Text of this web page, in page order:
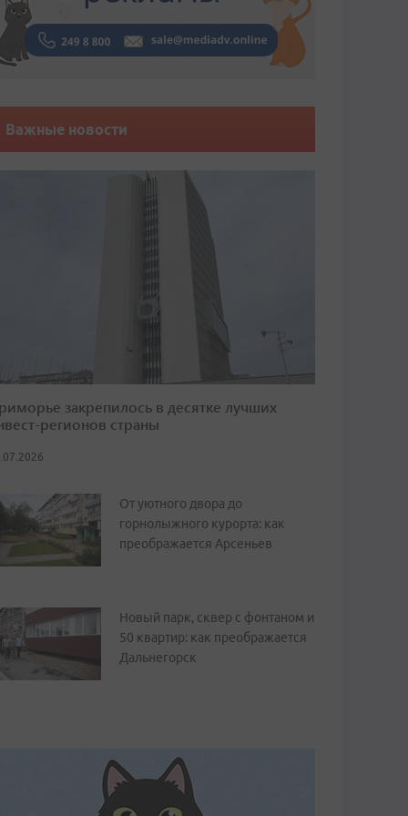
Важные новости
закрепилось в десятке лучших
регионов страны
От уютного двора до
горнолыжного курорта: как
преображается Арсеньев
Новый парк, сквер с фонтаном и
50 квартир: как преображается
Дальнегорск